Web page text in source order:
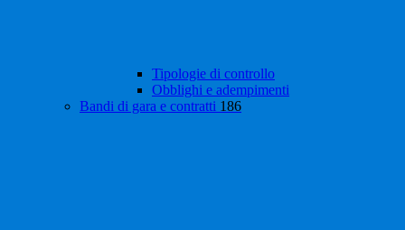
Tipologie di controllo
Obblighi e adempimenti
Bandi di gara e contratti 186